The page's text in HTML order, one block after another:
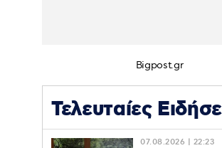
Bigpost.gr
Τελευταίες
07.08.2026 | 22:23